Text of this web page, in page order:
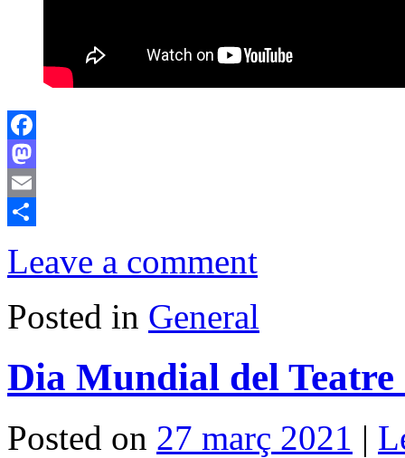
Facebook
Mastodon
Email
Leave a comment
Posted in General
Dia Mundial del Teatre
Posted on 27 març 2021 |